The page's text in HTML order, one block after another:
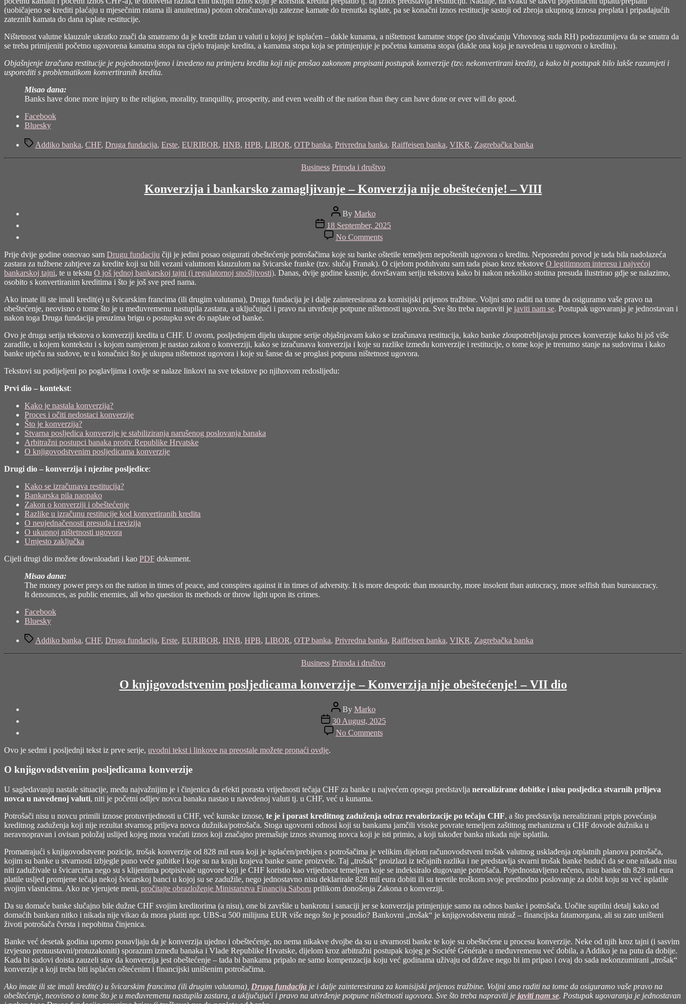
(uobičajeno se krediti plaćaju u mjesečnim ratama ili anuitetima) potom obračunavaju zatezne kamate do trenutka isplate, pa se konačni iznos restitucije sastoji od zbroja ukupnog iznosa preplata i pripadajućih
zateznih kamata do dana isplate restitucije.
Ništetnost valutne klauzule ukratko znači da smatramo da je kredit izdan u valuti u kojoj je isplaćen – dakle kunama, a ništetnost kamatne stope (po shvaćanju Vrhovnog suda RH) podrazumijeva da se smatra da
se treba primijeniti početno ugovorena kamatna stopa na cijelo trajanje kredita, a kamatna stopa koja se primjenjuje je početna kamatna stopa (dakle ona koja je navedena u ugovoru o kreditu).
Objašnjenje izračuna restitucije je pojednostavljeno i izvedeno na primjeru kredita koji nije prošao zakonom propisani postupak konverzije (tzv. nekonvertirani kredit), a kako bi postupak bilo lakše razumjeti i
usporediti s problematikom konvertiranih kredita.
Misao dana:
Banks have done more injury to the religion, morality, tranquility, prosperity, and even wealth of the nation than they can have done or ever will do good.
Share
"Kako
izračunava
Facebook
Bluesky
TagsAddiko banka, CHF, Druga fundacija, Erste, EURIBOR, HNB, HPB, LIBOR, OTP banka, Privredna banka, Raiffeisen banka, VIKR, Zagrebačka banka
Categories
Business Priroda i društvo
Konverzija i bankarsko zamagljivanje – Konverzija nije obeštećenje! – VIII
Post
author
By Marko
Post
date
18 September, 2025
No Commentson
Konverzija
i
bankarsko
zamagljivanje
nije
obeštećenje!
Prije dvije godine osnovao sam Drugu fundaciju čiji je jedini posao osigurati obeštećenje potrošačima koje su banke oštetile temeljem nepoštenih ugovora o kreditu. Neposredni povod je tada bila nadolazeća
zastara za tužbene zahtjeve za kredite koji su bili vezani valutnom klauzulom na švicarske franke (tzv. slučaj Franak). O cijelom poduhvatu sam tada pisao kroz tekstove O legitimnom interesu i najvećoj
bankarskoj tajni, te u tekstu O još jednoj bankarskoj tajni (i regulatornoj snošljivosti). Danas, dvije godine kasnije, dovršavam seriju tekstova kako bi nakon nekoliko stotina presuda ilustrirao gdje se nalazimo,
osobito s konvertiranim kreditima i što je još sve pred nama.
Ako imate ili ste imali kredit(e) u švicarskim francima (ili drugim valutama), Druga fundacija je i dalje zainteresirana za komisijski prijenos tražbine. Voljni smo raditi na tome da osiguramo vaše pravo na
obeštećenje, neovisno o tome što je u međuvremenu nastupila zastara, a uključujući i pravo na utvrđenje potpune ništetnosti ugovora. Sve što treba napraviti je javiti nam se. Postupak ugovaranja je jednostavan i
nakon toga Druga fundacija preuzima brigu o postupku sve do naplate od banke.
Ovo je druga serija tekstova o konverziji kredita u CHF. U ovom, posljednjem dijelu ukupne serije objašnjavam kako se izračunava restitucija, kako banke zloupotrebljavaju proces konverzije kako bi još više
zaradile, u kojem kontekstu i s kojom namjerom je nastao zakon o konverziji, kako se izračunava konverzija i koje su razlike između konverzije i restitucije, o tome koje je trenutno stanje na sudovima i kako
banke utječu na sudove, te u konačnici što je ukupna ništetnost ugovora i koje su šanse da se proglasi potpuna ništetnost ugovora.
Tekstovi su podijeljeni po poglavljima i ovdje se nalaze linkovi na sve tekstove po njihovom redoslijedu:
Prvi dio – kontekst:
Kako je nastala konverzija?
Proces i očiti nedostaci konverzije
Što je konverzija?
Stvarna posljedica konverzije je stabiliziranja narušenog poslovanja banaka
Arbitražni postupci banaka protiv Republike Hrvatske
O knjigovodstvenim posljedicama konverzije
Drugi dio – konverzija i njezine posljedice:
Kako se izračunava restitucija?
Bankarska pila naopako
Zakon o konverziji i obeštećenje
Razlike u izračunu restitucije kod konvertiranih kredita
O neujednačenosti presuda i revizija
O ukupnoj ništetnosti ugovora
Umjesto zaključka
Cijeli drugi dio možete downloadati i kao PDF dokument.
Misao dana:
The money power preys on the nation in times of peace, and conspires against it in times of adversity. It is more despotic than monarchy, more insolent than autocracy, more selfish than bureaucracy.
It denounces, as public enemies, all who question its methods or throw light upon its crimes.
Share
"Konverzija
bankarsko
VIII"
Facebook
Bluesky
TagsAddiko banka, CHF, Druga fundacija, Erste, EURIBOR, HNB, HPB, LIBOR, OTP banka, Privredna banka, Raiffeisen banka, VIKR, Zagrebačka banka
Categories
Business Priroda i društvo
O knjigovodstvenim posljedicama konverzije – Konverzija nije obeštećenje! – VII dio
Post
author
By Marko
Post
date
30 August, 2025
No Commentson
O
Konverzija
nije
VII
dio
Ovo je sedmi i posljednji tekst iz prve serije, uvodni tekst i linkove na preostale možete pronaći ovdje.
O knjigovodstvenim posljedicama konverzije
U sagledavanju nastale situacije, među najvažnijim je i činjenica da efekti porasta vrijednosti tečaja CHF za banke u najvećem opsegu predstavlja nerealizirane dobitke i nisu posljedica stvarnih priljeva
novca u navedenoj valuti, niti je početni odljev novca banaka nastao u navedenoj valuti tj. u CHF, već u kunama.
Potrošači nisu u novcu primili iznose protuvrijednosti u CHF, već kunske iznose, te je i porast kreditnog zaduženja odraz revalorizacije po tečaju CHF, a što predstavlja nerealizirani pripis povećanja
kreditnog zaduženja koji nije rezultat stvarnog priljeva novca dužnika/potrošača. Stoga ugovorni odnosi koji su bankama jamčili visoke povrate temeljem zaštitnog mehanizma u CHF dovode dužnika u
neravnopravan i ovisan položaj uslijed kojeg mora vraćati iznos koji značajno premašuje iznos stvarnog novca koji je isti primio, a koji također banka nikada nije isplatila.
Promatrajući s knjigovodstvene pozicije, trošak konverzije od 828 mil eura koji je isplaćen/prebijen s potrošačima je velikim dijelom računovodstveni trošak valutnog usklađenja otplatnih planova potrošača,
kojim su banke u stvarnosti izbjegle puno veće gubitke i koje su na kraju krajeva banke same proizvele. Taj „trošak“ proizlazi iz tečajnih razlika i ne predstavlja stvarni trošak banke budući da se one nikada nisu
niti zaduživale u švicarcima nego su s klijentima potpisivale ugovore koji je CHF koristio kao vrijednost temeljem koje se indeksiralo dugovanje potrošača. Pojednostavljeno rečeno, nisu banke tih 828 mil eura
platile usljed promjene tečaja nekoj švicarskoj banci u kojoj su se zadužile, nego jednostavno nisu deklarirale 828 mil eura dobiti ili su teretile troškom svoje prethodno poslovanje za dobit koju su već isplatile
svojim vlasnicima. Ako ne vjerujete meni, pročitajte obrazloženje Ministarstva Financija Saboru prilikom donošenja Zakona o konverziji.
Da su domaće banke slučajno bile dužne CHF svojim kreditorima (a nisu), one bi završile u bankrotu i sanaciji jer se konverzija primjenjuje samo na odnos banke i potrošača. Uočite suptilni detalj kako od
domaćih bankara nitko i nikada nije vikao da mora platiti npr. UBS-u 500 milijuna EUR više nego što je posudio? Bankovni „trošak“ je knjigovodstvenu miraž – financijska fatamorgana, ali su zato uništeni
životi potrošača čvrsta i nepobitna činjenica.
Banke već desetak godina uporno ponavljaju da je konverzija ujedno i obeštećenje, no nema nikakve dvojbe da su u stvarnosti banke te koje su obeštećene u procesu konverzije. Neke od njih kroz tajni (i sasvim
izvjesno protuustavni/protuzakoniti) sporazum između banaka i Vlade Republike Hrvatske, dijelom kroz arbitražni postupak kojeg je Société Générale u međuvremenu već dobila, a Addiko je na putu da dobije.
Kada bi sudovi doista zauzeli stav da konverzija jest obeštećenje – tada bi bankama pripalo ne samo kompenzacija koju već godinama uživaju od države nego bi im pripao i ovaj do sada nekonzumirani „trošak“
konverzije a koji treba biti isplaćen oštećenim i financijski uništenim potrošačima.
Ako imate ili ste imali kredit(e) u švicarskim francima (ili drugim valutama), Druga fundacija je i dalje zainteresirana za komisijski prijenos tražbine. Voljni smo raditi na tome da osiguramo vaše pravo na
obeštećenje, neovisno o tome što je u međuvremenu nastupila zastara, a uključujući i pravo na utvrđenje potpune ništetnosti ugovora. Sve što treba napraviti je javiti nam se. Postupak ugovaranja je jednostavan